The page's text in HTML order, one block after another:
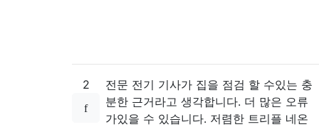
2
전문 전기 기사가 집을 점검 할 수있는 충
분한 근거라고 생각합니다. 더 많은 오류
가있을 수 있습니다. 저렴한 트리플 네온